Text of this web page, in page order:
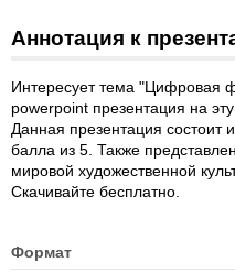
Аннотация к
Интересует тема "Цифровая
powerpoint презентация на
Данная презентация состоит
балла из 5. Также
мировой художественной
Скачивайте бесплатно.
Формат